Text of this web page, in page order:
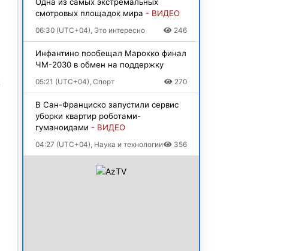
смотровых площадок мира - ВИДЕО
06:30 (UTC+04), Это интересно 246
Инфантино пообещал Марокко финал
ЧМ-2030 в обмен на поддержку
05:21 (UTC+04), Спорт 270
В Сан-Франциско запустили сервис
уборки квартир роботами-
гуманоидами - ВИДЕО
04:27 (UTC+04), Наука и технологии 356